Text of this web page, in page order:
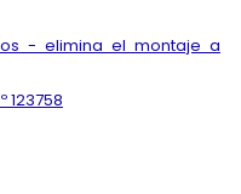
- elimina el montaje a
123758